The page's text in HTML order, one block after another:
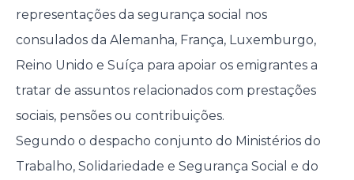
representações da segurança social nos
consulados da Alemanha, França, Luxemburgo,
Reino Unido e Suíça para apoiar os emigrantes a
tratar de assuntos relacionados com prestações
sociais, pensões ou contribuições.
Segundo o despacho conjunto do Ministérios do
Trabalho, Solidariedade e Segurança Social e do